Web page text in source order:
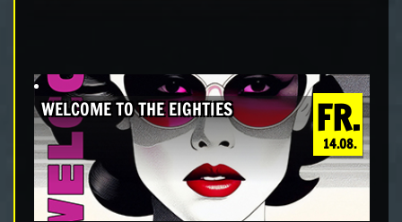
FR.
14.08.
WELCOME TO THE EIGHTIES